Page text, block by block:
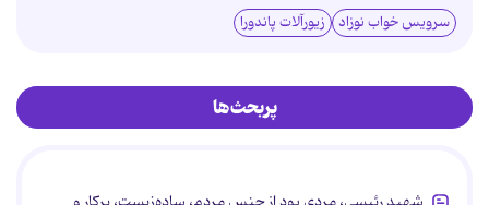
سرویس خواب نوزاد زیورآلات پاندورا
پربحث‌ها